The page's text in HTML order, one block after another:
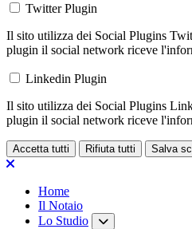
Twitter Plugin
Il sito utilizza dei Social Plugins
plugin il social network riceve
Linkedin Plugin
Il sito utilizza dei Social Plugins
plugin il social network riceve
Accetta tutti Rifiuta tutti Salva
Loading...
Home
Il Notaio
Lo Studio